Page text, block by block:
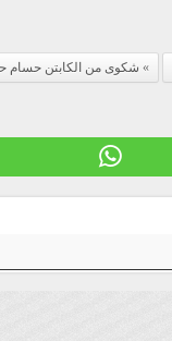
شكوى من الكابتن حسام